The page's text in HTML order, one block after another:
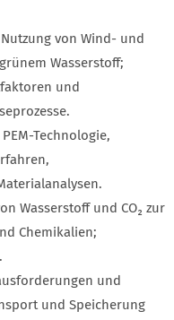
Nutzung von Wind- und
Wasserstoff;
und
Technologie,
Wasserstoff und CO₂ zur
Chemikalien;
und
und Speicherung